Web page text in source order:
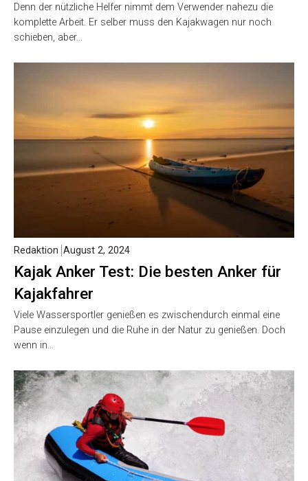
Denn der nützliche Helfer nimmt dem Verwender nahezu die
komplette Arbeit. Er selber muss den Kajakwagen nur noch
schieben, aber…
Kajak Anker Test: Die besten Anker für
Kajakfahrer
Redaktion August 2, 2024
Viele Wassersportler genießen es zwischendurch einmal eine
Pause einzulegen und die Ruhe in der Natur zu genießen. Doch
wenn in…